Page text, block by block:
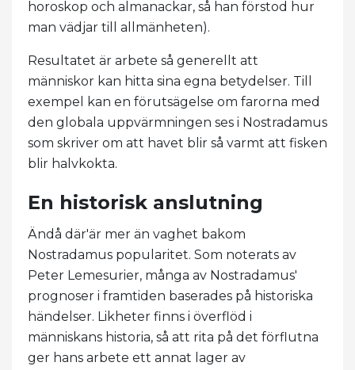
horoskop och almanackar, så han förstod hur
man vädjar till allmänheten).
Resultatet är arbete så generellt att
människor kan hitta sina egna betydelser. Till
exempel kan en förutsägelse om farorna med
den globala uppvärmningen ses i Nostradamus
som skriver om att havet blir så varmt att fisken
blir halvkokta.
En historisk anslutning
Ändå där'är mer än vaghet bakom
Nostradamus popularitet. Som noterats av
Peter Lemesurier, många av Nostradamus'
prognoser i framtiden baserades på historiska
händelser. Likheter finns i överflöd i
människans historia, så att rita på det förflutna
ger hans arbete ett annat lager av